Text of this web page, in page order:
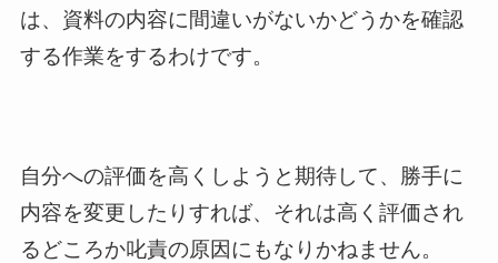
は、資料の内容に間違いがないかどうかを確認
する作業をするわけです。
自分への評価を高くしようと期待して、勝手に
内容を変更したりすれば、それは高く評価され
るどころか叱責の原因にもなりかねません。